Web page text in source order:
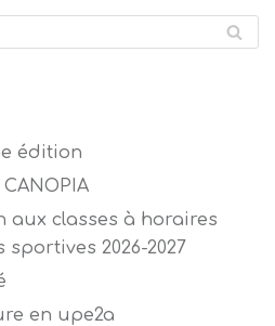
édition
aux classes à horaires
2026-2027
en upe2a